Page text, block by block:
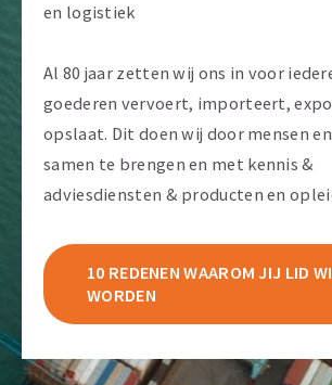
en logistiek
Al 80 jaar zetten wij ons in voor
goederen vervoert, importeert,
opslaat. Dit doen wij door mensen
samen te brengen en met kennis &
adviesdiensten & producten en
10 REDENEN WAAROM JIJ LID
WORDEN